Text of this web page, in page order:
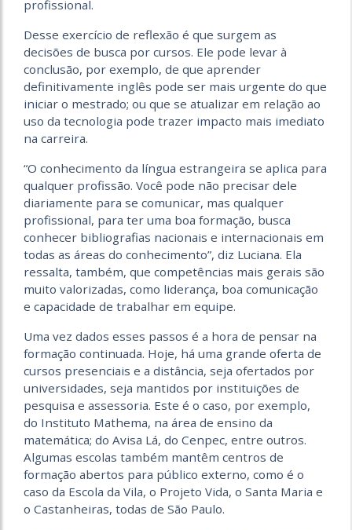
profissional.
Desse exercício de reflexão é que surgem as
decisões de busca por cursos. Ele pode levar à
conclusão, por exemplo, de que aprender
definitivamente inglês pode ser mais urgente do que
iniciar o mestrado; ou que se atualizar em relação ao
uso da tecnologia pode trazer impacto mais imediato
na carreira.
“O conhecimento da língua estrangeira se aplica para
qualquer profissão. Você pode não precisar dele
diariamente para se comunicar, mas qualquer
profissional, para ter uma boa formação, busca
conhecer bibliografias nacionais e internacionais em
todas as áreas do conhecimento”, diz Luciana. Ela
ressalta, também, que competências mais gerais são
muito valorizadas, como liderança, boa comunicação
e capacidade de trabalhar em equipe.
Uma vez dados esses passos é a hora de pensar na
formação continuada. Hoje, há uma grande oferta de
cursos presenciais e a distância, seja ofertados por
universidades, seja mantidos por instituições de
pesquisa e assessoria. Este é o caso, por exemplo,
do Instituto Mathema, na área de ensino da
matemática; do Avisa Lá, do Cenpec, entre outros.
Algumas escolas também mantêm centros de
formação abertos para público externo, como é o
caso da Escola da Vila, o Projeto Vida, o Santa Maria e
o Castanheiras, todas de São Paulo.